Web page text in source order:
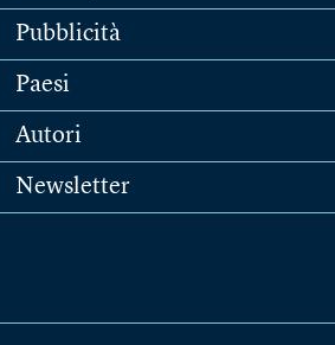
Pubblicità
Paesi
Autori
Newsletter